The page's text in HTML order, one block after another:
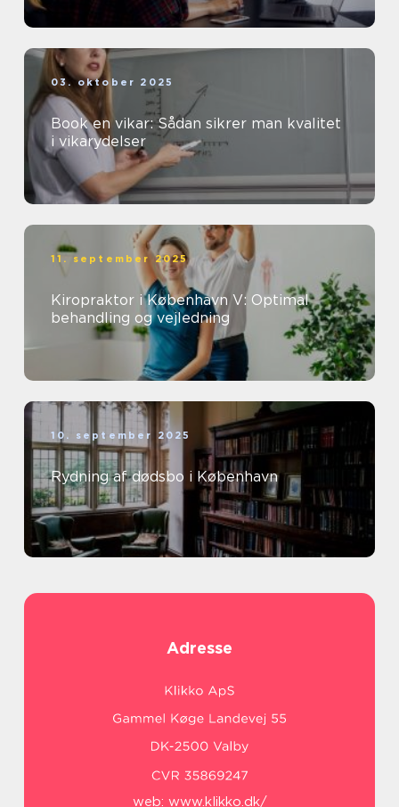
03. oktober 2025
Book en vikar: Sådan sikrer man kvalitet
i vikarydelser
11. september 2025
Kiropraktor i København V: Optimal
behandling og vejledning
10. september 2025
Rydning af dødsbo i København
Adresse
web: www.klikko.dk/